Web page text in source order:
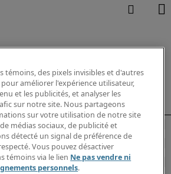
témoins, des pixels invisibles et d'autres
améliorer l'expérience utilisateur,
et les publicités, et analyser les
sur notre site. Nous partageons
sur votre utilisation de notre site
médias sociaux, de publicité et
détecté un signal de préférence de
Vous pouvez désactiver
témoins via le lien Ne pas vendre ni
personnels.